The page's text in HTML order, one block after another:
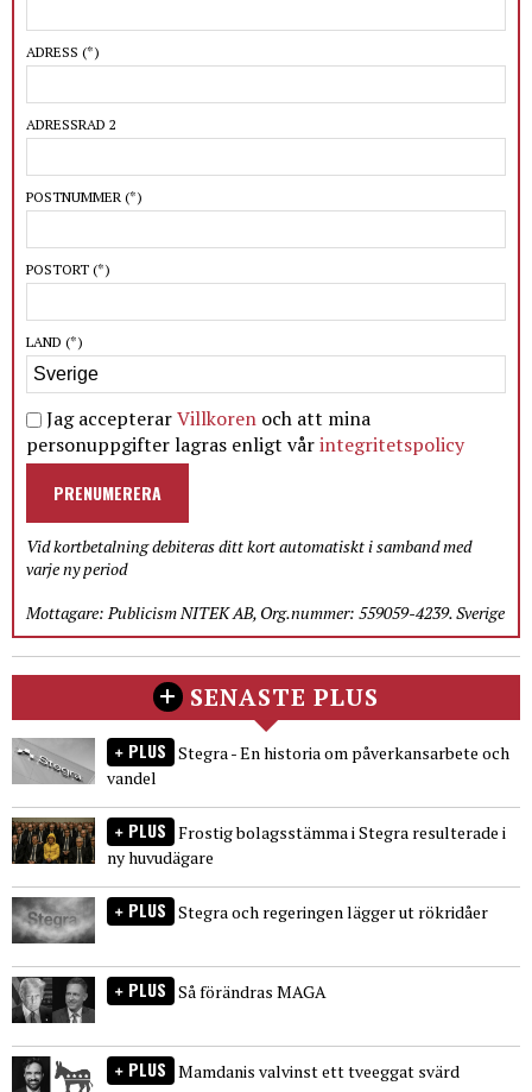
ADRESS (*)
ADRESSRAD 2
POSTNUMMER (*)
POSTORT (*)
LAND (*)
Jag accepterarVillkoren och att mina
personuppgifter lagras enligt vårintegritetspolicy
PRENUMERERA
Vid kortbetalning debiteras ditt kort automatiskt i samband med
varje ny period
Mottagare: Publicism NITEK AB, Org.nummer: 559059-4239. Sverige
SENASTE PLUS
PLUS Stegra - En historia om påverkansarbete och
vandel
PLUS Frostig bolagsstämma i Stegra resulterade i
ny huvudägare
PLUS Stegra och regeringen lägger ut rökridåer
PLUS Så förändras MAGA
PLUS Mamdanis valvinst ett tveeggat svärd